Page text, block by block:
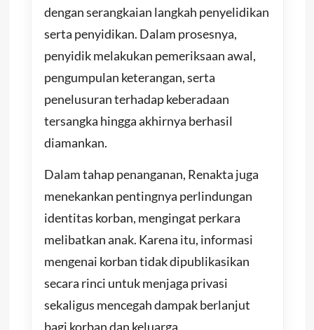
dengan serangkaian langkah penyelidikan
serta penyidikan. Dalam prosesnya,
penyidik melakukan pemeriksaan awal,
pengumpulan keterangan, serta
penelusuran terhadap keberadaan
tersangka hingga akhirnya berhasil
diamankan.
Dalam tahap penanganan, Renakta juga
menekankan pentingnya perlindungan
identitas korban, mengingat perkara
melibatkan anak. Karena itu, informasi
mengenai korban tidak dipublikasikan
secara rinci untuk menjaga privasi
sekaligus mencegah dampak berlanjut
bagi korban dan keluarga.